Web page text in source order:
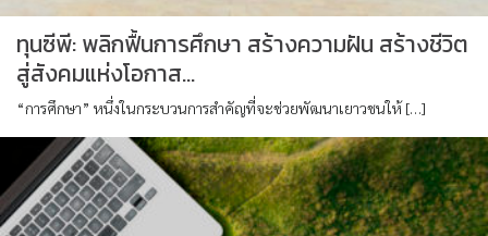
ทุนซีพี: พลิกฟื้นการศึกษา สร้างความฝัน สร้างชีวิต
สู่สังคมแห่งโอกาส…
“การศึกษา” หนึ่งในกระบวนการสำคัญที่จะช่วยพัฒนาเยาวชนให้ […]